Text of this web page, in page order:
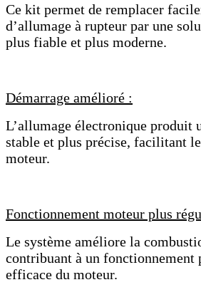
Ce kit permet de remplacer
d’allumage à rupteur par une
plus fiable et plus moderne.
Démarrage amélioré :
L’allumage électronique produit
stable et plus précise, facilitant
moteur.
Fonctionnement moteur plus
Le système améliore la
contribuant à un fonctionnement
efficace du moteur.